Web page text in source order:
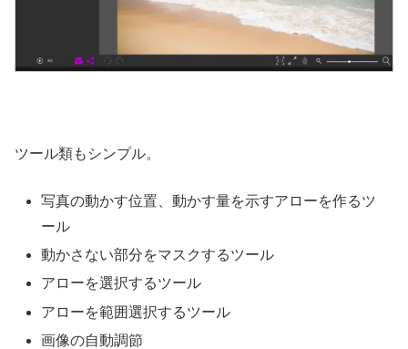
ツール類もシンプル。
写真の動かす位置、動かす量を示すアローを作るツ
ール
動かさない部分をマスクするツール
アローを選択するツール
アローを範囲選択するツール
画像の自動調節